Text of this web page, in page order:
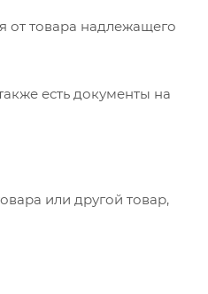
от товара надлежащего
есть документы на
или другой товар,